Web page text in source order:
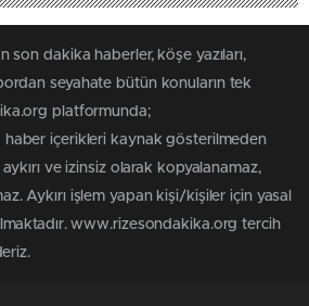
son dakika haberler, köşe yazıları,
seyahate bütün konuların tek
platformunda;
içerikleri kaynak gösterilmeden
aykırı ve izinsiz olarak kopyalanamaz,
Aykırı işlem yapan kişi/kişiler için yasal
www.rizesondakika.org tercih